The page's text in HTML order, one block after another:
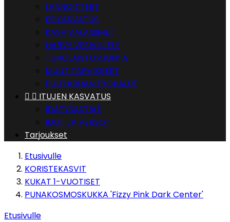
LANNOITTEET
ESIKASVATUS
KASVIVALAISIMET
HARVY VESIVILJELY
TUHOLAISTORJUNTA
MUUT TARVIKKEET
PUUTARHAN TYÖKALUT
  ITUJEN KASVATUS
IDÄTYSASTIAT
IDUT JA VERSOT
Tarjoukset
Etusivulle
KORISTEKASVIT
KUKAT 1-VUOTISET
PUNAKOSMOSKUKKA 'Fizzy Pink Dark Center'
Etusivulle